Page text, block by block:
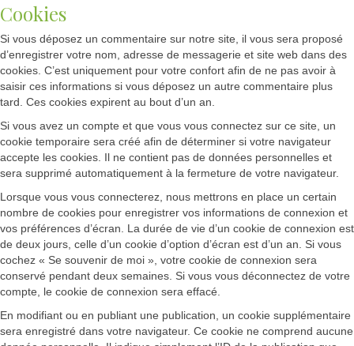
Cookies
Si vous déposez un commentaire sur notre site, il vous sera proposé
d’enregistrer votre nom, adresse de messagerie et site web dans des
cookies. C’est uniquement pour votre confort afin de ne pas avoir à
saisir ces informations si vous déposez un autre commentaire plus
tard. Ces cookies expirent au bout d’un an.
Si vous avez un compte et que vous vous connectez sur ce site, un
cookie temporaire sera créé afin de déterminer si votre navigateur
accepte les cookies. Il ne contient pas de données personnelles et
sera supprimé automatiquement à la fermeture de votre navigateur.
Lorsque vous vous connecterez, nous mettrons en place un certain
nombre de cookies pour enregistrer vos informations de connexion et
vos préférences d’écran. La durée de vie d’un cookie de connexion est
de deux jours, celle d’un cookie d’option d’écran est d’un an. Si vous
cochez « Se souvenir de moi », votre cookie de connexion sera
conservé pendant deux semaines. Si vous vous déconnectez de votre
compte, le cookie de connexion sera effacé.
En modifiant ou en publiant une publication, un cookie supplémentaire
sera enregistré dans votre navigateur. Ce cookie ne comprend aucune